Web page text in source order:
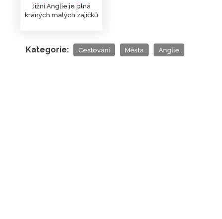
Jižní Anglie je plná
kráných malých zajíčků
Kategorie: Cestování Města Anglie